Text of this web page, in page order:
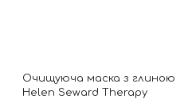
Очищуюча маска з глиною
Helen Seward Therapy